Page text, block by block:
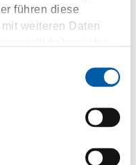
führen diese
weiteren Daten
about
change your
to the privacy policy.